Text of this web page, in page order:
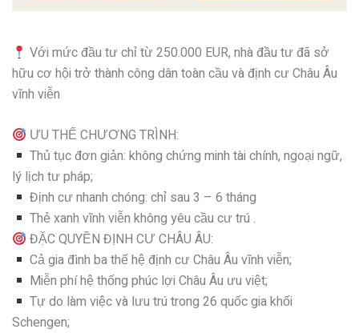
Với mức đầu tư chỉ từ 250.000 EUR, nhà đầu tư đã sở
hữu cơ hội trở thành công dân toàn cầu và định cư Châu Âu
vĩnh viễn
ƯU THẾ CHƯƠNG TRÌNH:
Thủ tục đơn giản: không chứng minh tài chính, ngoại ngữ,
lý lịch tư pháp;
Định cư nhanh chóng: chỉ sau 3 – 6 tháng
Thẻ xanh vĩnh viễn không yêu cầu cư trú .
ĐẶC QUYỀN ĐỊNH CƯ CHÂU ÂU:
Cả gia đình ba thế hệ định cư Châu Âu vĩnh viễn;
Miễn phí hệ thống phúc lợi Châu Âu ưu việt;
Tự do làm việc và lưu trú trong 26 quốc gia khối
Schengen;